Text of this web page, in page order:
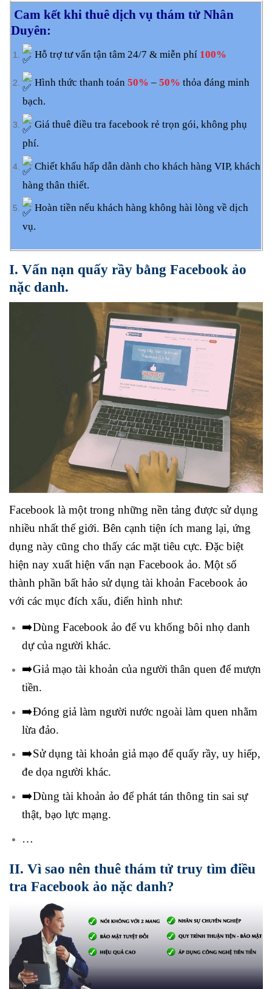
Cam kết khi thuê dịch vụ thám tử Nhân
Duyên:
Hỗ trợ tư vấn tận tâm 24/7 & miễn phí 100%
Hình thức thanh toán 50% – 50% thỏa đáng minh
bạch.
Giá thuê điều tra facebook rẻ trọn gói, không phụ
phí.
Chiết khấu hấp dẫn dành cho khách hàng VIP, khách
hàng thân thiết.
Hoàn tiền nếu khách hàng không hài lòng về dịch
vụ.
I. Vấn nạn quấy rầy bằng Facebook ảo
nặc danh.
Facebook là một trong những nền tảng được sử dụng
nhiều nhất thế giới. Bên cạnh tiện ích mang lại, ứng
dụng này cũng cho thấy các mặt tiêu cực. Đặc biệt
hiện nay xuất hiện vấn nạn Facebook ảo. Một số
thành phần bất hảo sử dụng tài khoản Facebook ảo
với các mục đích xấu, điển hình như:
➡️Dùng Facebook ảo để vu khống bôi nhọ danh
dự của người khác.
➡️Giả mạo tài khoản của người thân quen để mượn
tiền.
➡️Đóng giả làm người nước ngoài làm quen nhằm
lừa đảo.
➡️Sử dụng tài khoản giả mạo để quấy rầy, uy hiếp,
đe dọa người khác.
➡️Dùng tài khoản ảo để phát tán thông tin sai sự
thật, bạo lực mạng.
…
II. Vì sao nên thuê thám tử truy tìm điều
tra Facebook ảo nặc danh?